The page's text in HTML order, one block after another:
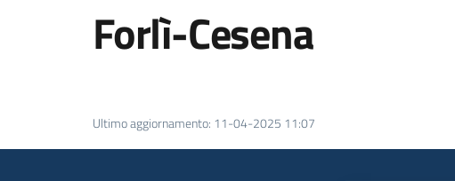
Forlì-Cesena
Ultimo aggiornamento: 11-04-2025 11:07